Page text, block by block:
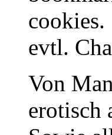
cookies.
evtl.
Von
erotisch